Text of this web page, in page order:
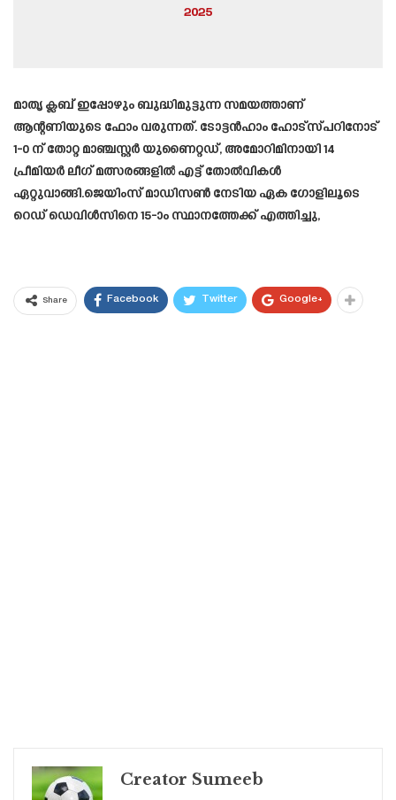
2025
മാതൃ ക്ലബ് ഇപ്പോഴും ബുദ്ധിമുട്ടുന്ന സമയത്താണ്
ആന്റണിയുടെ ഫോം വരുന്നത്. ടോട്ടൻഹാം ഹോട്‌സ്പറിനോട്
1-0 ന് തോറ്റ മാഞ്ചസ്റ്റർ യുണൈറ്റഡ്, അമോറിമിനായി 14
പ്രീമിയർ ലീഗ് മത്സരങ്ങളിൽ എട്ട് തോൽവികൾ
ഏറ്റുവാങ്ങി.ജെയിംസ് മാഡിസൺ നേടിയ ഏക ഗോളിലൂടെ
റെഡ് ഡെവിൾസിനെ 15-ാം സ്ഥാനത്തേക്ക് എത്തിച്ചു,
Share Facebook Twitter Google+
Creator Sumeeb